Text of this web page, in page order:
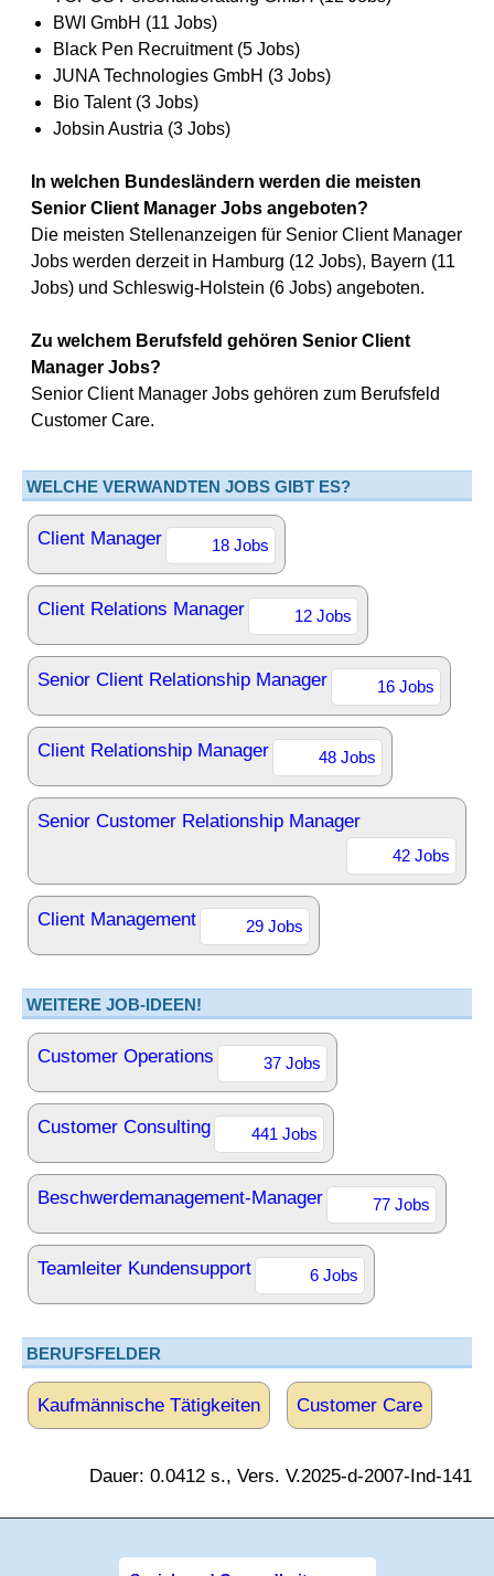
BWI GmbH (11 Jobs)
Black Pen Recruitment (5 Jobs)
JUNA Technologies GmbH (3 Jobs)
Bio Talent (3 Jobs)
Jobsin Austria (3 Jobs)
In welchen Bundesländern werden die meisten
Senior Client Manager Jobs angeboten?
Die meisten Stellenanzeigen für Senior Client Manager
Jobs werden derzeit in Hamburg (12 Jobs), Bayern (11
Jobs) und Schleswig-Holstein (6 Jobs) angeboten.
Zu welchem Berufsfeld gehören Senior Client
Manager Jobs?
Senior Client Manager Jobs gehören zum Berufsfeld
Customer Care.
WELCHE VERWANDTEN JOBS GIBT ES?
Client Manager 18 Jobs
Client Relations Manager 12 Jobs
Senior Client Relationship Manager 16 Jobs
Client Relationship Manager 48 Jobs
Senior Customer Relationship Manager
42 Jobs
Client Management 29 Jobs
WEITERE JOB-IDEEN!
Customer Operations 37 Jobs
Customer Consulting 441 Jobs
Beschwerdemanagement-Manager 77 Jobs
Teamleiter Kundensupport 6 Jobs
BERUFSFELDER
Kaufmännische Tätigkeiten Customer Care
Dauer: 0.0412 s., Vers. V.2025-d-2007-Ind-141